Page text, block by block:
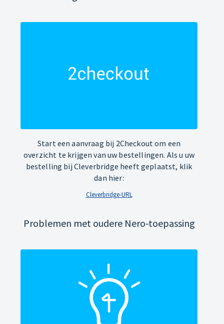
Start een aanvraag bij 2Checkout om een
overzicht te krijgen van uw bestellingen. Als u uw
bestelling bij Cleverbridge heeft geplaatst, klik
dan hier:
Cleverbridge-URL
Problemen met oudere Nero-toepassing